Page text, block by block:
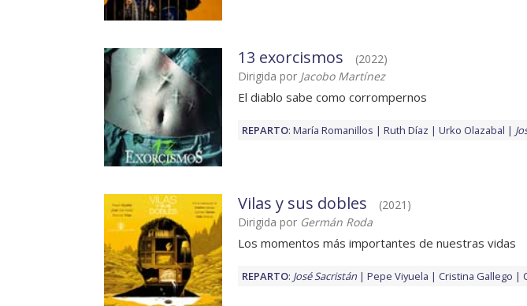
13 exorcismos
(2022)
Dirigida por Jacobo Martínez
El diablo sabe como corrompernos
REPARTO: María Romanillos Ruth Díaz Urko Olazabal
Vilas y sus dobles
(2021)
Dirigida por Germán Roda
Los momentos más importantes de nuestras vidas
REPARTO: José Sacristán Pepe Viyuela Cristina Gallego